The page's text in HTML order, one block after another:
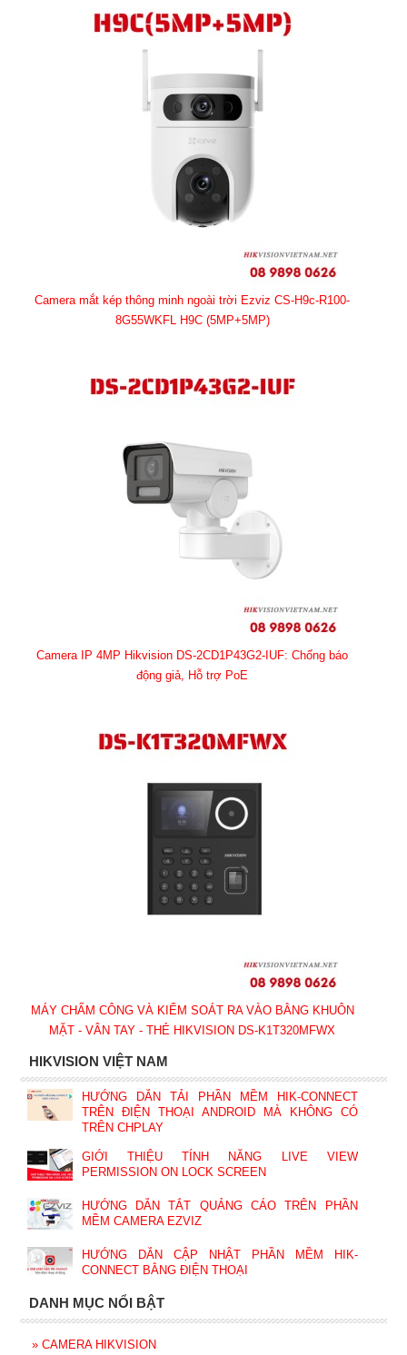
Camera mắt kép thông minh ngoài trời Ezviz CS-H9c-R100-
8G55WKFL H9C (5MP+5MP)
Camera IP 4MP Hikvision DS-2CD1P43G2-IUF: Chống báo
động giả, Hỗ trợ PoE
MÁY CHẤM CÔNG VÀ KIỂM SOÁT RA VÀO BẰNG KHUÔN
MẶT - VÂN TAY - THẺ HIKVISION DS-K1T320MFWX
HIKVISION VIỆT NAM
HƯỚNG DẪN TẢI PHẦN MỀM HIK-CONNECT
TRÊN ĐIỆN THOẠI ANDROID MÀ KHÔNG CÓ
TRÊN CHPLAY
GIỚI THIỆU TÍNH NĂNG LIVE VIEW
PERMISSION ON LOCK SCREEN
HƯỚNG DẪN TẮT QUẢNG CÁO TRÊN PHẦN
MỀM CAMERA EZVIZ
HƯỚNG DẪN CẬP NHẬT PHẦN MỀM HIK-
CONNECT BẰNG ĐIỆN THOẠI
DANH MỤC NỔI BẬT
» CAMERA HIKVISION